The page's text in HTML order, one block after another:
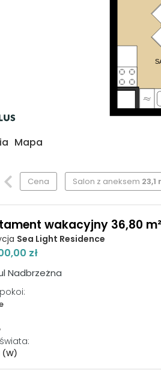
Mapa
Cena Salon z aneksem 23,1
wakacyjny 36,80
Sea Light Residence
zł
Nadbrzeżna
(W)